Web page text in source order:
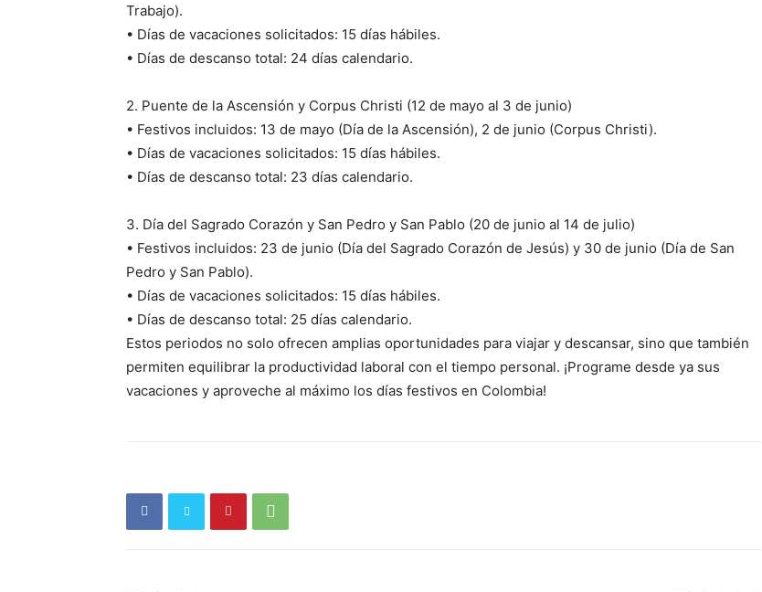
Periódico
El Rionegrero
Trabajo).
• Días de vacaciones solicitados: 15 días hábiles.
• Días de descanso total: 24 días calendario.
2. Puente de la Ascensión y Corpus Christi (12 de mayo al 3 de junio)
• Festivos incluidos: 13 de mayo (Día de la Ascensión), 2 de junio (Corpus Christi).
• Días de vacaciones solicitados: 15 días hábiles.
• Días de descanso total: 23 días calendario.
3. Día del Sagrado Corazón y San Pedro y San Pablo (20 de junio al 14 de julio)
• Festivos incluidos: 23 de junio (Día del Sagrado Corazón de Jesús) y 30 de junio (Día de San
Pedro y San Pablo).
• Días de vacaciones solicitados: 15 días hábiles.
• Días de descanso total: 25 días calendario.
Estos periodos no solo ofrecen amplias oportunidades para viajar y descansar, sino que también
permiten equilibrar la productividad laboral con el tiempo personal. ¡Programe desde ya sus
vacaciones y aproveche al máximo los días festivos en Colombia!